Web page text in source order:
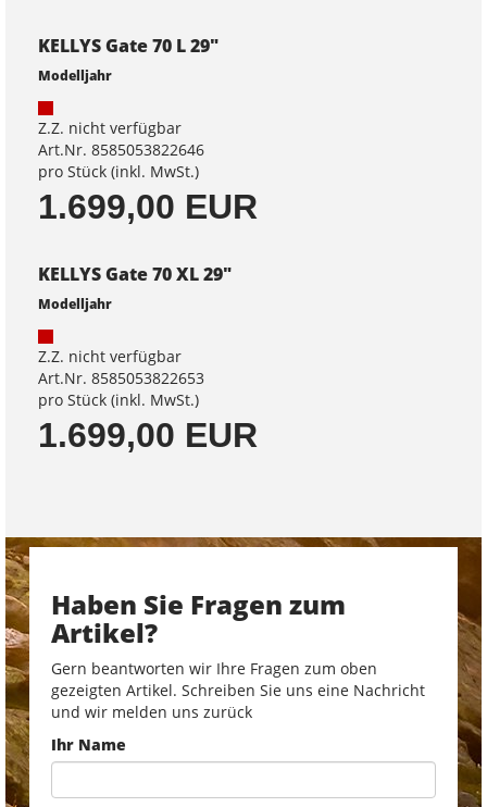
KELLYS Gate 70 L 29"
Modelljahr
Z.Z. nicht verfügbar
Art.Nr. 8585053822646
pro Stück (inkl. MwSt.)
1.699,00 EUR
KELLYS Gate 70 XL 29"
Modelljahr
Z.Z. nicht verfügbar
Art.Nr. 8585053822653
pro Stück (inkl. MwSt.)
1.699,00 EUR
Haben Sie Fragen zum
Artikel?
Gern beantworten wir Ihre Fragen zum oben
gezeigten Artikel. Schreiben Sie uns eine Nachricht
und wir melden uns zurück
Ihr Name